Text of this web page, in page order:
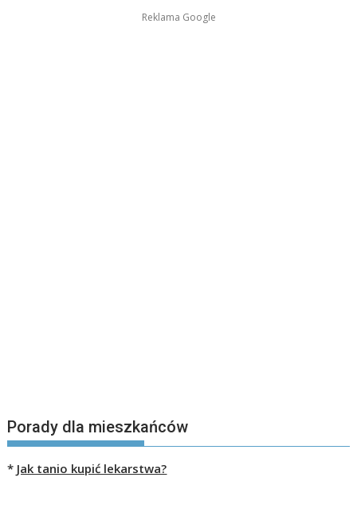
Reklama Google
Porady dla mieszkańców
* Jak tanio kupić lekarstwa?